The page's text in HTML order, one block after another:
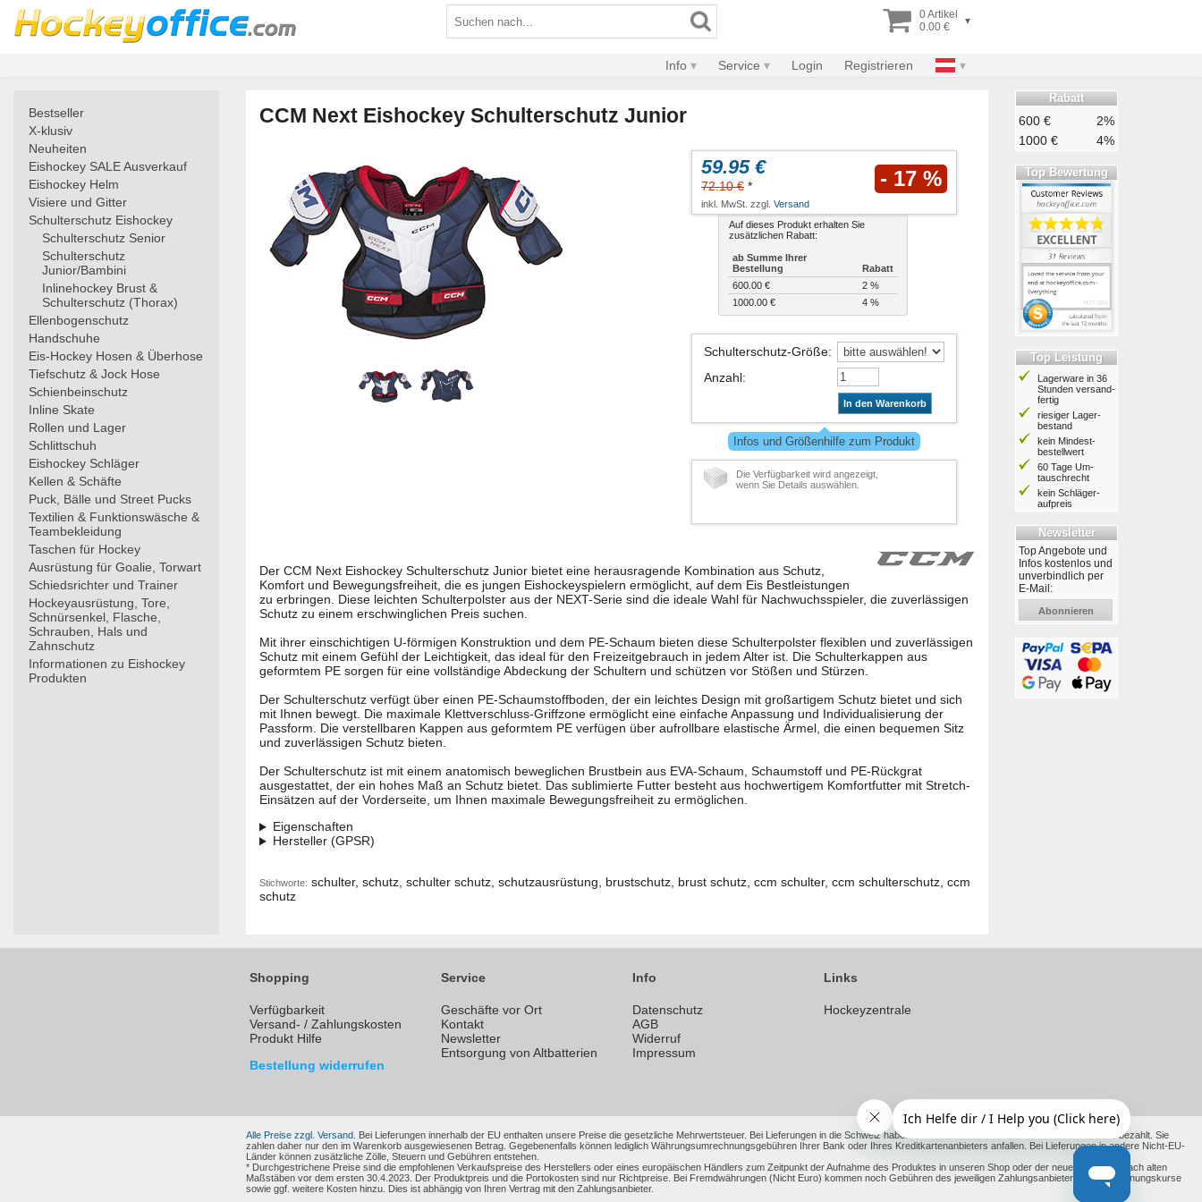
0 Artikel
0.00 €
▾
Info Service Login Registrieren
Bestseller
X-klusiv
Neuheiten
Eishockey SALE Ausverkauf
Eishockey Helm
Visiere und Gitter
Schulterschutz Eishockey
Schulterschutz Senior
Schulterschutz
Junior/Bambini
Inlinehockey Brust &
Schulterschutz (Thorax)
Ellenbogenschutz
Handschuhe
Eis-Hockey Hosen & Überhose
Tiefschutz & Jock Hose
Schienbeinschutz
Inline Skate
Rollen und Lager
Schlittschuh
Eishockey Schläger
Kellen & Schäfte
Puck, Bälle und Street Pucks
Textilien & Funktionswäsche &
Teambekleidung
Taschen für Hockey
Ausrüstung für Goalie, Torwart
Schiedsrichter und Trainer
Hockeyausrüstung, Tore,
Schnürsenkel, Flasche,
Schrauben, Hals und
Zahnschutz
Informationen zu Eishockey
Produkten
CCM Next Eishockey Schulterschutz Junior
59.95 €
72.10 € * - 17 %
inkl. MwSt. zzgl. Versand
Auf dieses Produkt erhalten Sie
zusätzlichen Rabatt:
ab Summe Ihrer
Bestellung
Rabatt
600.00 €
2 %
1000.00 €
4 %
Schulterschutz-Größe:
Anzahl:
In den Warenkorb
Infos und Größenhilfe zum Produkt
Die Verfügbarkeit wird angezeigt,
wenn Sie Details auswählen.
Der CCM Next Eishockey Schulterschutz Junior bietet eine herausragende Kombination aus Schutz,
Komfort und Bewegungsfreiheit, die es jungen Eishockeyspielern ermöglicht, auf dem Eis Bestleistungen
zu erbringen. Diese leichten Schulterpolster aus der NEXT-Serie sind die ideale Wahl für Nachwuchsspieler, die zuverlässigen
Schutz zu einem erschwinglichen Preis suchen.
Mit ihrer einschichtigen U-förmigen Konstruktion und dem PE-Schaum bieten diese Schulterpolster flexiblen und zuverlässigen
Schutz mit einem Gefühl der Leichtigkeit, das ideal für den Freizeitgebrauch in jedem Alter ist. Die Schulterkappen aus
geformtem PE sorgen für eine vollständige Abdeckung der Schultern und schützen vor Stößen und Stürzen.
Der Schulterschutz verfügt über einen PE-Schaumstoffboden, der ein leichtes Design mit großartigem Schutz bietet und sich
mit Ihnen bewegt. Die maximale Klettverschluss-Griffzone ermöglicht eine einfache Anpassung und Individualisierung der
Passform. Die verstellbaren Kappen aus geformtem PE verfügen über aufrollbare elastische Ärmel, die einen bequemen Sitz
und zuverlässigen Schutz bieten.
Der Schulterschutz ist mit einem anatomisch beweglichen Brustbein aus EVA-Schaum, Schaumstoff und PE-Rückgrat
ausgestattet, der ein hohes Maß an Schutz bietet. Das sublimierte Futter besteht aus hochwertigem Komfortfutter mit Stretch-
Einsätzen auf der Vorderseite, um Ihnen maximale Bewegungsfreiheit zu ermöglichen.
Eigenschaften
Hersteller (GPSR)
Stichworte: schulter, schutz, schulter schutz, schutzausrüstung, brustschutz, brust schutz, ccm schulter, ccm schulterschutz, ccm
schutz
Rabatt
600 €
2%
1000 €
4%
Top Bewertung
Top Leistung
Lagerware in 36
Stunden ver­sand­
fertig
riesiger Lager­
bestand
kein Mindest­
bestell­wert
60 Tage Um­
tausch­recht
kein Schläger­
aufpreis
Newsletter
Top Angebote und
Infos kostenlos und
unverbindlich per
E-Mail:
Abonnieren
Shopping
Verfügbarkeit
Versand- / Zahlungskosten
Produkt Hilfe
Bestellung widerrufen
Service
Geschäfte vor Ort
Kontakt
Newsletter
Entsorgung von Altbatterien
Info
Datenschutz
AGB
Widerruf
Impressum
Links
Hockeyzentrale
Alle Preise zzgl. Versand. Bei Lieferungen innerhalb der EU enthalten unsere Preise die gesetzliche Mehrwertsteuer. Bei Lieferungen in die Schweiz haben wir die anfallenden Kosten bereits für Sie vorab bezahlt. Sie
zahlen daher nur den im Warenkorb ausgewiesenen Betrag. Gegebenenfalls können lediglich Währungsumrechnungsgebühren Ihrer Bank oder Ihres Kreditkartenanbieters anfallen. Bei Lieferungen in andere Nicht-EU-
Länder können zusätzliche Zölle, Steuern und Gebühren entstehen.
* Durchgestrichene Preise sind die empfohlenen Verkaufspreise des Herstellers oder eines europäischen Händlers zum Zeitpunkt der Aufnahme des Produktes in unseren Shop oder der neue Richtpreis nach alten
Maßstäben vor dem ersten 30.4.2023. Der Produktpreis und die Portokosten sind nur Richtpreise. Bei Fremdwährungen (Nicht Euro) kommen noch Gebühren des jeweiligen Zahlungsanbieter und Umrechnungskurse
sowie ggf. weitere Kosten hinzu. Dies ist abhängig von Ihren Vertrag mit den Zahlungsanbieter.